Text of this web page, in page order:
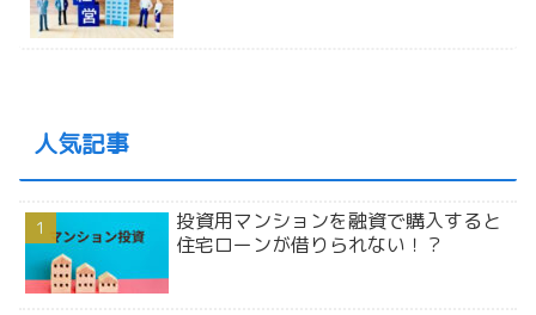
人気記事
投資用マンションを融資で購入すると
住宅ローンが借りられない！？